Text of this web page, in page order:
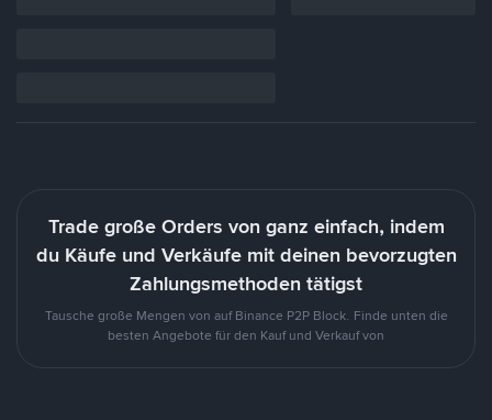
Trade große Orders von ganz einfach, indem
du Käufe und Verkäufe mit deinen bevorzugten
Zahlungsmethoden tätigst
Tausche große Mengen von auf Binance P2P Block. Finde unten die
besten Angebote für den Kauf und Verkauf von